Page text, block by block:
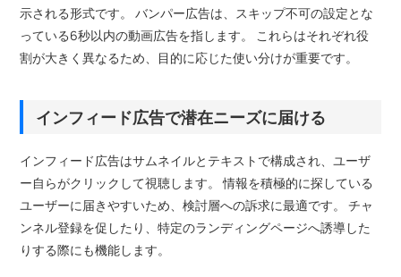
示される形式です。 バンパー広告は、スキップ不可の設定とな
っている6秒以内の動画広告を指します。 これらはそれぞれ役
割が大きく異なるため、目的に応じた使い分けが重要です。
インフィード広告で潜在ニーズに届ける
インフィード広告はサムネイルとテキストで構成され、ユーザ
ー自らがクリックして視聴します。 情報を積極的に探している
ユーザーに届きやすいため、検討層への訴求に最適です。 チャ
ンネル登録を促したり、特定のランディングページへ誘導した
りする際にも機能します。